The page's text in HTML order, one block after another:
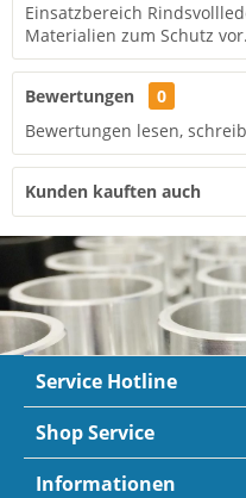
Einsatzbereich
Materialien zum Schutz
Bewertungen
0
Bewertungen lesen,
Kunden kauften auch
Service Hotline
Shop Service
Informationen